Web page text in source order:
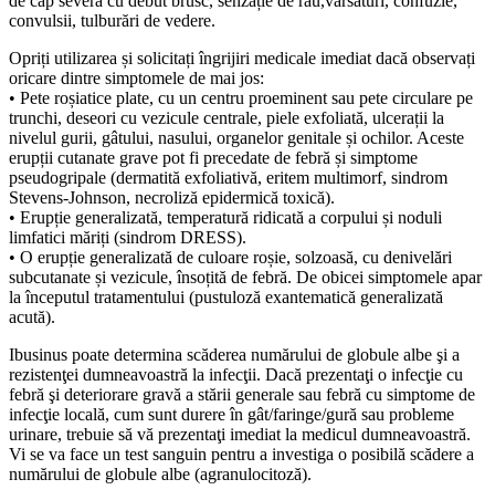
convulsii, tulburări de vedere.
Opriți utilizarea și solicitați îngrijiri medicale imediat dacă observați
oricare dintre simptomele de mai jos:
• Pete roșiatice plate, cu un centru proeminent sau pete circulare pe
trunchi, deseori cu vezicule centrale, piele exfoliată, ulcerații la
nivelul gurii, gâtului, nasului, organelor genitale și ochilor. Aceste
erupții cutanate grave pot fi precedate de febră și simptome
pseudogripale (dermatită exfoliativă, eritem multimorf, sindrom
Stevens-Johnson, necroliză epidermică toxică).
• Erupție generalizată, temperatură ridicată a corpului și noduli
limfatici măriți (sindrom DRESS).
• O erupție generalizată de culoare roșie, solzoasă, cu denivelări
subcutanate și vezicule, însoțită de febră. De obicei simptomele apar
la începutul tratamentului (pustuloză exantematică generalizată
acută).
Ibusinus poate determina scăderea numărului de globule albe şi a
rezistenţei dumneavoastră la infecţii. Dacă prezentaţi o infecţie cu
febră şi deteriorare gravă a stării generale sau febră cu simptome de
infecţie locală, cum sunt durere în gât/faringe/gură sau probleme
urinare, trebuie să vă prezentaţi imediat la medicul dumneavoastră.
Vi se va face un test sanguin pentru a investiga o posibilă scădere a
numărului de globule albe (agranulocitoză).